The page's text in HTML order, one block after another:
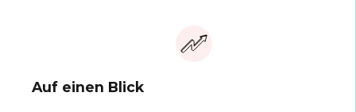
Auf einen Blick